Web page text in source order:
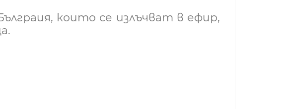
които се излъчват в ефир,